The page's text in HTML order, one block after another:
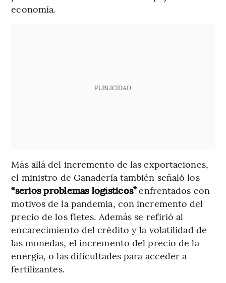
economía.
PUBLICIDAD
Más allá del incremento de las exportaciones,
el ministro de Ganadería también señaló los
“serios problemas logísticos”enfrentados con
motivos de la pandemia, con incremento del
precio de los fletes. Además se refirió al
encarecimiento del crédito y la volatilidad de
las monedas, el incremento del precio de la
energía, o las dificultades para acceder a
fertilizantes.